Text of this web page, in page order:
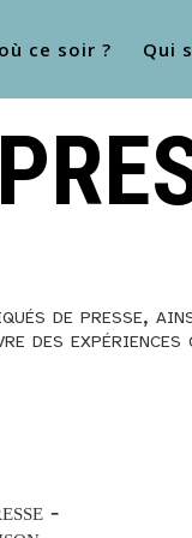
ce soir ? Qui
de presse,
des
-